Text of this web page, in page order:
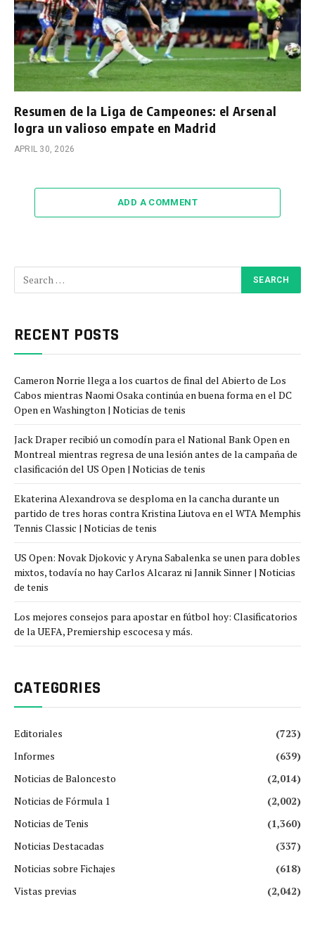
Resumen de la Liga de Campeones: el Arsenal
logra un valioso empate en Madrid
APRIL 30, 2026
ADD A COMMENT
RECENT POSTS
Cameron Norrie llega a los cuartos de final del Abierto de Los
Cabos mientras Naomi Osaka continúa en buena forma en el DC
Open en Washington | Noticias de tenis
Jack Draper recibió un comodín para el National Bank Open en
Montreal mientras regresa de una lesión antes de la campaña de
clasificación del US Open | Noticias de tenis
Ekaterina Alexandrova se desploma en la cancha durante un
partido de tres horas contra Kristina Liutova en el WTA Memphis
Tennis Classic | Noticias de tenis
US Open: Novak Djokovic y Aryna Sabalenka se unen para dobles
mixtos, todavía no hay Carlos Alcaraz ni Jannik Sinner | Noticias
de tenis
Los mejores consejos para apostar en fútbol hoy: Clasificatorios
de la UEFA, Premiership escocesa y más.
CATEGORIES
Editoriales
(723)
Informes
(639)
Noticias de Baloncesto
(2,014)
Noticias de Fórmula 1
(2,002)
Noticias de Tenis
(1,360)
Noticias Destacadas
(337)
Noticias sobre Fichajes
(618)
Vistas previas
(2,042)